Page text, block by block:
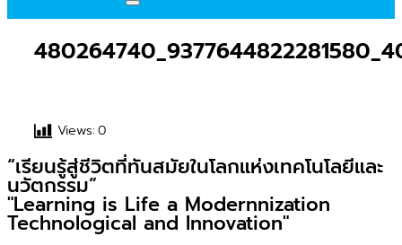
Toggle
&
navigation
Views:0
“เรียนรู้สู่ชีวิตที่ทันสมัยในโลกแห่งเทคโนโลยีและ
นวัตกรรม”
"Learning is Life a Modernnization
Technological and Innovation"